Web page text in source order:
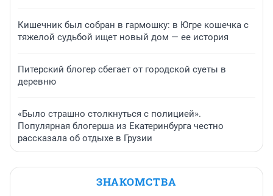
Кишечник был собран в гармошку: в Югре кошечка с
тяжелой судьбой ищет новый дом — ее история
Питерский блогер сбегает от городской суеты в
деревню
«Было страшно столкнуться с полицией».
Популярная блогерша из Екатеринбурга честно
рассказала об отдыхе в Грузии
ЗНАКОМСТВА